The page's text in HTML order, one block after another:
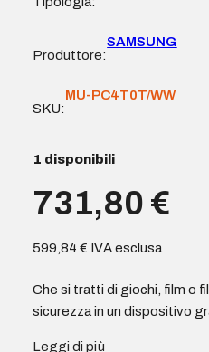
Produttore:
SAMSUNG
SKU:
MU-PC4T0T/WW
1 disponibili
731,80 €
599,84€ IVA esclusa
Che si tratti di giochi, film o
sicurezza in un dispositivo
Leggi di più